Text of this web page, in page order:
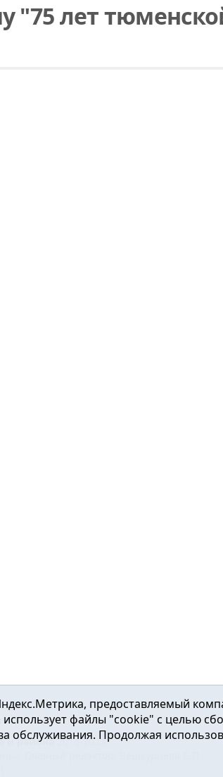
"75 лет
и района2016-2023
Главный редактор: Вешкурцева С.П.
предоставляемый
файлы "cookie" с целью
обслуживания. Продолжая